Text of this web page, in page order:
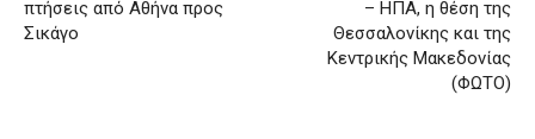
πτήσεις από Αθήνα προς
Σικάγο
– ΗΠΑ, η θέση της
Θεσσαλονίκης και της
Κεντρικής Μακεδονίας
(ΦΩΤΟ)